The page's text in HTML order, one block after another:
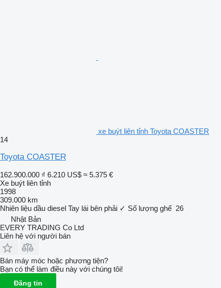
xe buýt liên tỉnh Toyota COASTER
14
Toyota COASTER
162.900.000 ₫ 6.210 US$ ≈ 5.375 €
Xe buýt liên tỉnh
1998
309.000 km
Nhiên liệu dầu diesel Tay lái bên phải ✓ Số lượng ghế 26
Nhật Bản
EVERY TRADING Co Ltd
Liên hệ với người bán
Bán máy móc hoặc phương tiện?
Bạn có thể làm điều này với chúng tôi!
Đăng tin